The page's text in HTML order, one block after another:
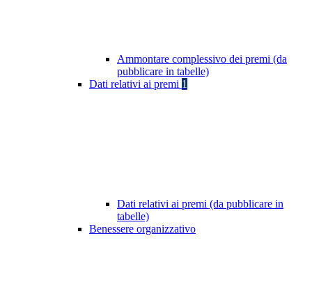
Ammontare complessivo dei premi (da
pubblicare in tabelle)
Dati relativi ai premi 1
Dati relativi ai premi (da pubblicare in
tabelle)
Benessere organizzativo